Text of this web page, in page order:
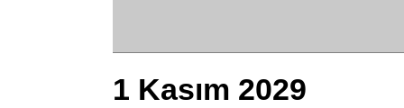
1 Kasım 2029